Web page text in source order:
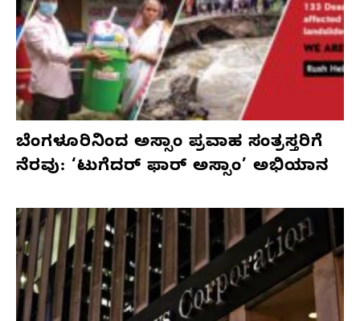
ಬೆಂಗಳೂರಿನಿಂದ ಅಸ್ಸಾಂ ಪ್ರವಾಹ ಸಂತ್ರಸ್ತರಿಗೆ
ನೆರವು: ‘ಟುಗೆದರ್ ಫಾರ್ ಅಸ್ಸಾಂ’ ಅಭಿಯಾನ